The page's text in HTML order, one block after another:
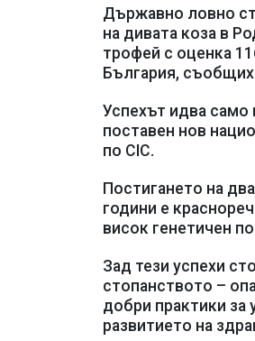
Държавно ловно
на дивата коза в
трофей с оценка
България,
Успехът идва само
поставен нов
по CIC.
Постигането на
години е
висок генетичен
Зад тези успехи
стопанството –
добри практики за
развитието на